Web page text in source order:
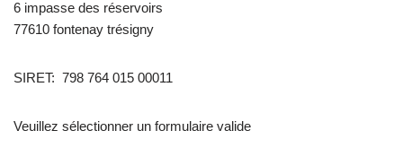
6 impasse des réservoirs
77610 fontenay trésigny
SIRET: 798 764 015 00011
Veuillez sélectionner un formulaire valide